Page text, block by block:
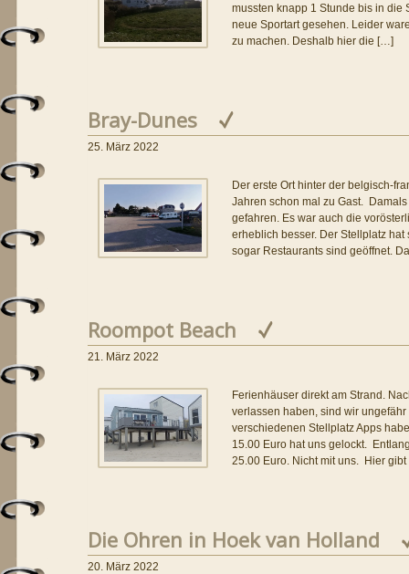
mussten knapp 1 Stunde bis in die
neue Sportart gesehen. Leider
zu machen. Deshalb hier die […]
Bray-Dunes
25. März 2022
Der erste Ort hinter der belgisch-
Jahren schon mal zu Gast.
gefahren. Es war auch die
erheblich besser. Der Stellplatz
sogar Restaurants sind geöffnet.
Roompot Beach
21. März 2022
Ferienhäuser direkt am Strand.
verlassen haben, sind wir
verschiedenen Stellplatz Apps
15.00 Euro hat uns gelockt.
25.00 Euro. Nicht mit uns. Hier
Die Ohren in Hoek van Holland
20. März 2022